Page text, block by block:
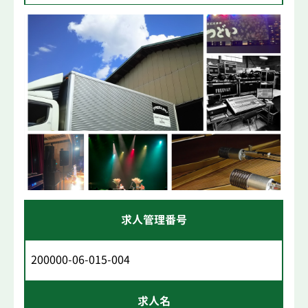
求人管理番号
200000-06-015-004
求人名